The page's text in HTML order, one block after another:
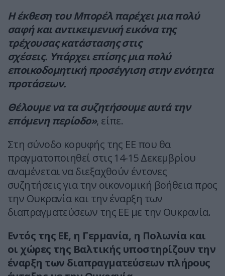
Η έκθεση του Μπορέλ παρέχει μια πολύ
σαφή και αντικειμενική εικόνα της
τρέχουσας κατάστασης στις
σχέσεις. Υπάρχει επίσης μια πολύ
εποικοδομητική προσέγγιση στην ενότητα
προτάσεων.
Θέλουμε να τα συζητήσουμε αυτά την
επόμενη περίοδο», είπε.
Στη σύνοδο κορυφής της ΕΕ που θα
πραγματοποιηθεί στις 14-15 Δεκεμβρίου
αναμένεται να διεξαχθούν έντονες
συζητήσεις για την οικονομική βοήθεια προς
την Ουκρανία και την έναρξη των
διαπραγματεύσεων της ΕΕ με την Ουκρανία.
Εντός της ΕΕ, η Γερμανία, η Πολωνία και
οι χώρες της Βαλτικής υποστηρίζουν την
έναρξη των διαπραγματεύσεων πλήρους